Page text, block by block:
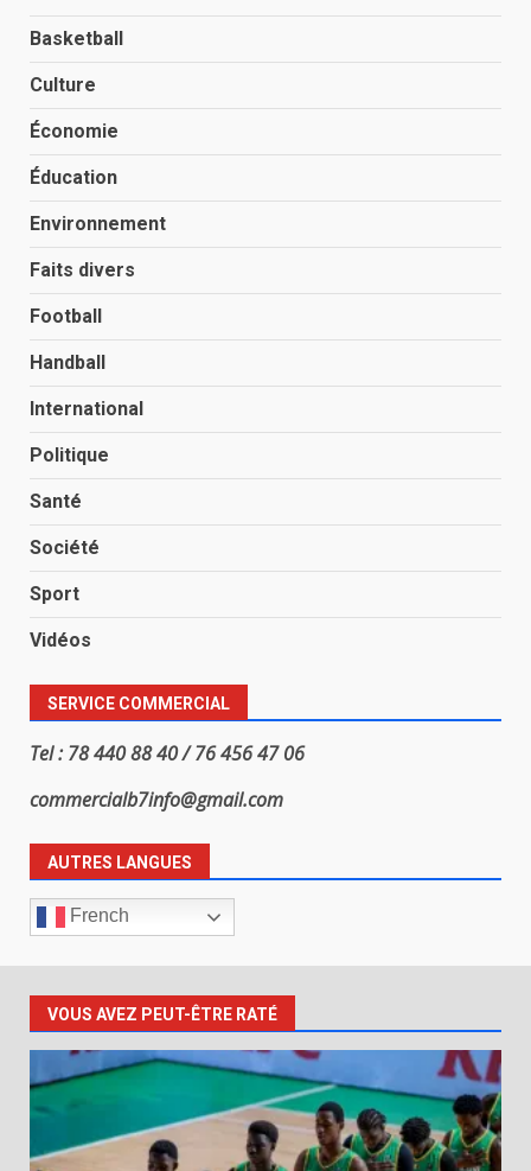
Basketball
Culture
Économie
Éducation
Environnement
Faits divers
Football
Handball
International
Politique
Santé
Société
Sport
Vidéos
SERVICE COMMERCIAL
Tel : 78 440 88 40 / 76 456 47 06
commercialb7info@gmail.com
AUTRES LANGUES
French
VOUS AVEZ PEUT-ÊTRE RATÉ